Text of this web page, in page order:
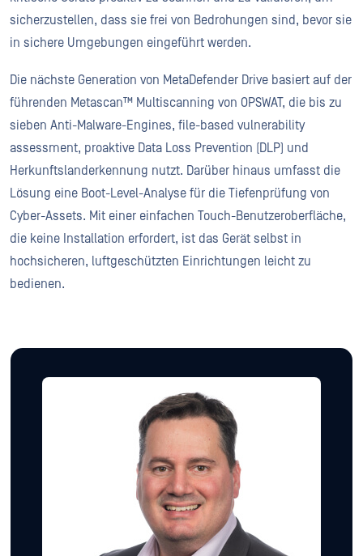
sicherzustellen, dass sie frei von Bedrohungen sind, bevor sie
in sichere Umgebungen eingeführt werden.
Die nächste Generation von MetaDefender Drive basiert auf der
führenden Metascan™ Multiscanning von OPSWAT, die bis zu
sieben Anti-Malware-Engines, file-based vulnerability
assessment, proaktive Data Loss Prevention (DLP) und
Herkunftslanderkennung nutzt. Darüber hinaus umfasst die
Lösung eine Boot-Level-Analyse für die Tiefenprüfung von
Cyber-Assets. Mit einer einfachen Touch-Benutzeroberfläche,
die keine Installation erfordert, ist das Gerät selbst in
hochsicheren, luftgeschützten Einrichtungen leicht zu
bedienen.